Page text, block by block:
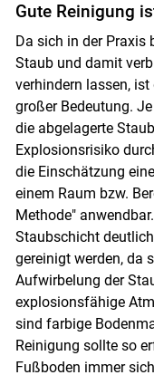
Gute Reinigung
Da sich in der Praxis
Staub und damit
verhindern lassen,
großer Bedeutung.
die abgelagerte
Explosionsrisiko
die Einschätzung
einem Raum bzw.
Methode"
Staubschicht
gereinigt werden, da
Aufwirbelung der
explosionsfähige
sind farbige
Reinigung sollte so
Fußboden immer